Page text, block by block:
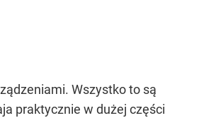
Wszystko to są
praktycznie w dużej części